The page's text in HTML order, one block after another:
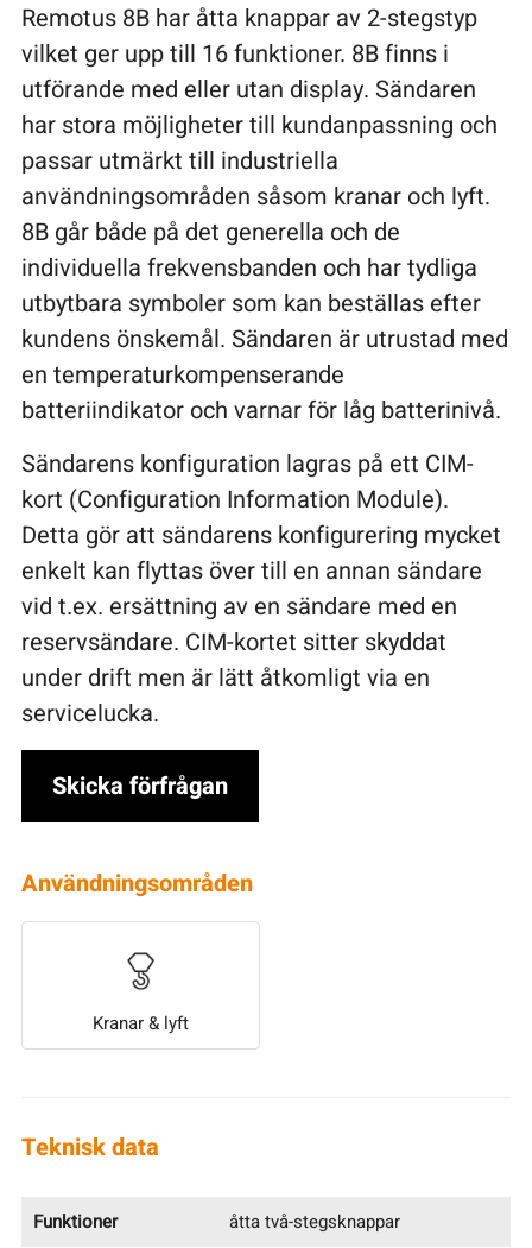
Remotus 8B har åtta knappar av 2-stegstyp
vilket ger upp till 16 funktioner. 8B finns i
utförande med eller utan display. Sändaren
har stora möjligheter till kundanpassning och
passar utmärkt till industriella
användningsområden såsom kranar och lyft.
8B går både på det generella och de
individuella frekvensbanden och har tydliga
utbytbara symboler som kan beställas efter
kundens önskemål. Sändaren är utrustad med
en temperaturkompenserande
batteriindikator och varnar för låg batterinivå.
Sändarens konfiguration lagras på ett CIM-
kort (Configuration Information Module).
Detta gör att sändarens konfigurering mycket
enkelt kan flyttas över till en annan sändare
vid t.ex. ersättning av en sändare med en
reservsändare. CIM-kortet sitter skyddat
under drift men är lätt åtkomligt via en
servicelucka.
Skicka förfrågan
Användningsområden
Kranar & lyft
Teknisk data
Funktioner
åtta två-stegsknappar